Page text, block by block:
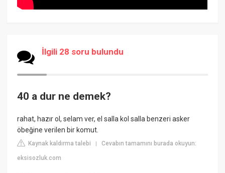
İlgili 28 soru bulundu
40 a dur ne demek?
rahat, hazır ol, selam ver, el salla kol salla benzeri asker
öbeğine verilen bir komut.
Kaynak kaldırma talebi |Cevabın tamamını burada okuyun:
eksisozluk.com